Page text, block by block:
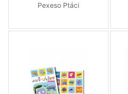
Pexeso Ptáci